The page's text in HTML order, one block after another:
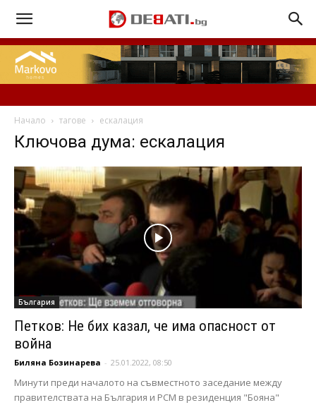
Начало тагове ескалация
Ключова дума: ескалация
България
Петков: Не бих казал, че има опасност от
война
Биляна Бозинарева - 25.01.2022, 08:50
Минути преди началото на съвместното заседание между
правителствата на България и РСМ в резиденция "Бояна"